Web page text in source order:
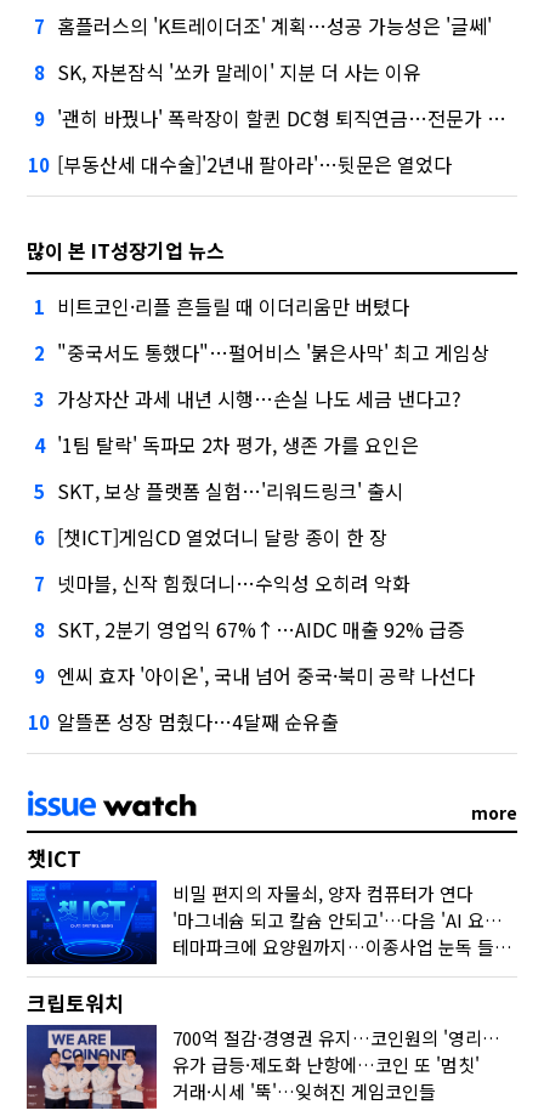
7 홈플러스의 'K트레이더조' 계획…성공 가능성은 '글쎄'
8 SK, 자본잠식 '쏘카 말레이' 지분 더 사는 이유
9 '괜히 바꿨나' 폭락장이 할퀸 DC형 퇴직연금…전문가 조언은
10 [부동산세 대수술]'2년내 팔아라'…뒷문은 열었다
많이 본 IT성장기업 뉴스
1 비트코인·리플 흔들릴 때 이더리움만 버텼다
2 "중국서도 통했다"…펄어비스 '붉은사막' 최고 게임상
3 가상자산 과세 내년 시행…손실 나도 세금 낸다고?
4 '1팀 탈락' 독파모 2차 평가, 생존 가를 요인은
5 SKT, 보상 플랫폼 실험…'리워드링크' 출시
6 [챗ICT]게임CD 열었더니 달랑 종이 한 장
7 넷마블, 신작 힘줬더니…수익성 오히려 악화
8 SKT, 2분기 영업익 67%↑…AIDC 매출 92% 급증
9 엔씨 효자 '아이온', 국내 넘어 중국·북미 공략 나선다
10 알뜰폰 성장 멈췄다…4달째 순유출
more
챗ICT
비밀 편지의 자물쇠, 양자 컴퓨터가 연다
'마그네슘 되고 칼슘 안되고'…다음 'AI 요약' 갈 길은
테마파크에 요양원까지…이종사업 눈독 들이는 게임사
크립토워치
700억 절감·경영권 유지…코인원의 '영리한 딜'
유가 급등·제도화 난항에…코인 또 '멈칫'
거래·시세 '뚝'…잊혀진 게임코인들